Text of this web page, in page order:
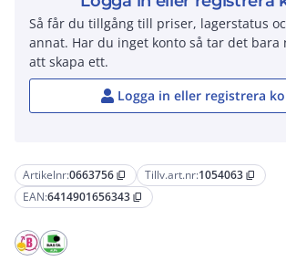
Artikelnr:0663756 content_copy Tillv.art.nr:1054063 content_copy
EAN:6414901656343 content_copy
Så får du tillgång till priser, lagerstatus
annat. Har du inget konto så tar det bara
att skapa ett.
Logga in eller registrera